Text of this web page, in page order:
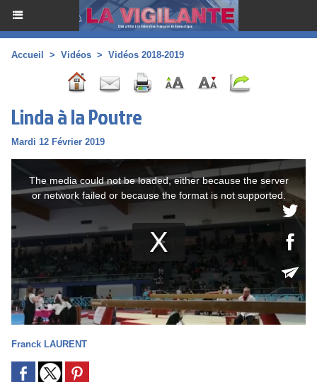
Accueil > Vidéos > Vidéos 2018-2019
Linda à la Poutre
Mardi 12 Février 2019
Franck LAURENT